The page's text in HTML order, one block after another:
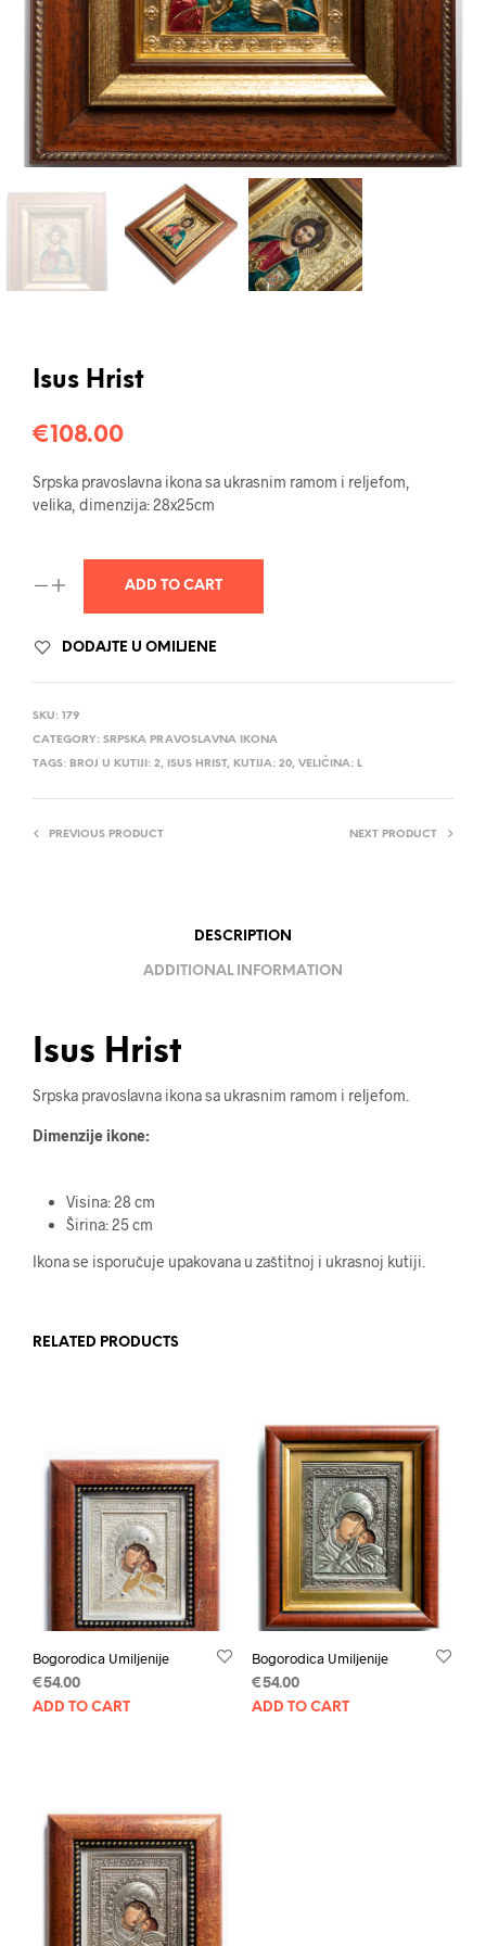
Isus Hrist
€108.00
Srpska pravoslavna ikona sa ukrasnim ramom i reljefom,
velika, dimenzija: 28x25cm
ADD TO CART
DODAJTE U OMILJENE
SKU: 179
CATEGORY: SRPSKA PRAVOSLAVNA IKONA
TAGS: BROJ U KUTIJI: 2, ISUS HRIST, KUTIJA: 20, VELIČINA: L
PREVIOUS PRODUCT NEXT PRODUCT
DESCRIPTION
ADDITIONAL INFORMATION
Isus Hrist
Srpska pravoslavna ikona sa ukrasnim ramom i reljefom.
Dimenzije ikone:
Visina: 28 cm
Širina: 25 cm
Ikona se isporučuje upakovana u zaštitnoj i ukrasnoj kutiji.
RELATED PRODUCTS
Bogorodica Umiljenije
€54.00
ADD TO CART
Bogorodica Umiljenije
€54.00
ADD TO CART